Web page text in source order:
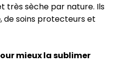
très sèche par nature. Ils
, de soins protecteurs et
mieux la sublimer